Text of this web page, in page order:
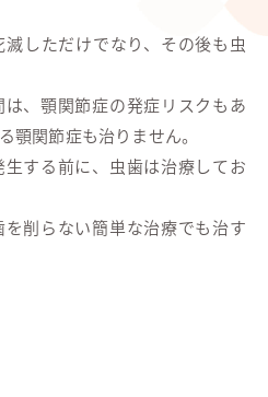
しただけでなり、その後も虫
、顎関節症の発症リスクもあ
顎関節症も治りません。
する前に、虫歯は治療してお
削らない簡単な治療でも治す